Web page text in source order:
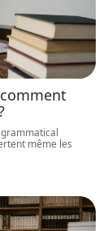
même les